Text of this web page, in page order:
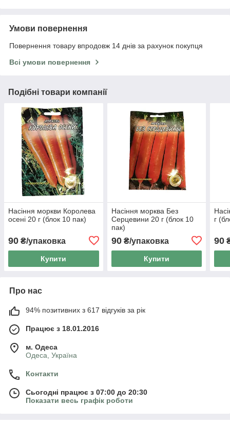
Умови повернення
Повернення товару впродовж 14 днів за рахунок покупця
Всі умови повернення
Подібні товари компанії
Насіння моркви Королева
осені 20 г (блок 10 пак)
90 ₴/упаковка
Купити
Насіння морква Без
Серцевини 20 г (блок 10
пак)
90₴/упаковка
Купити
г
90
Про нас
94% позитивних з 617 відгуків за рік
Працює з 18.01.2016
м. Одеса
Одеса, Україна
Контакти
Сьогодні працює з 07:00 до 20:30
Показати весь графік роботи